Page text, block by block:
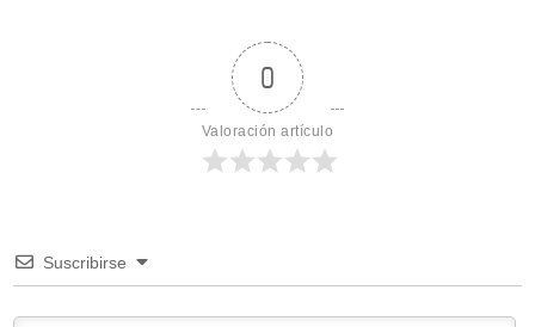
0
Valoración artículo
Suscribirse